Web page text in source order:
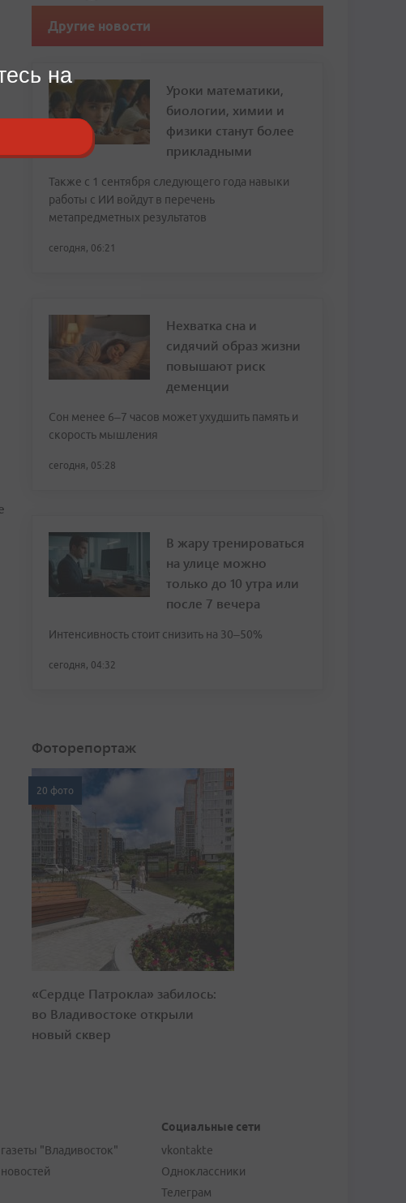
Другие новости
Уроки математики,
биологии, химии и
физики станут более
прикладными
Также с 1 сентября следующего года навыки
работы с ИИ войдут в перечень
метапредметных результатов
сегодня, 06:21
Нехватка сна и
сидячий образ жизни
повышают риск
деменции
Сон менее 6–7 часов может ухудшить память и
скорость мышления
сегодня, 05:28
В жару тренироваться
на улице можно
только до 10 утра или
после 7 вечера
Интенсивность стоит снизить на 30–50%
сегодня, 04:32
Фоторепортаж
20 фото
«Сердце Патрокла» забилось:
во Владивостоке открыли
новый сквер
"Владивосток"
Социальные сети
vkontakte
Одноклассники
Телеграм
на